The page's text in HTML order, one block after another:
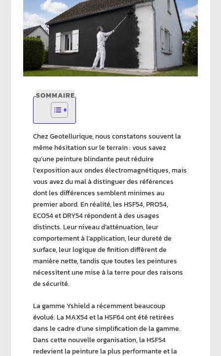
SOMMAIRE
Chez Geotellurique, nous constatons souvent la
même hésitation sur le terrain : vous savez
qu’unepeinture blindantepeut réduire
l’exposition aux ondes électromagnétiques, mais
vous avez du mal à distinguer des références
dont les différences semblent minimes au
premier abord. En réalité, lesHSF54, PRO54,
ECO54etDRY54répondent à des usages
distincts. Leurniveau d’atténuation,leur
comportement à l’application, leur dureté de
surface, leur logique de finition diffèrent de
manière nette, tandis que toutes les peintures
nécessitentune mise à la terrepour des raisons
de sécurité.
La gamme Yshield a récemment beaucoup
évolué. La MAX54 et la HSF64 ont été retirées
dans le cadre d’une simplification de la gamme.
Dans cette nouvelle organisation, laHSF54
redevientla peinture la plus performanteet la